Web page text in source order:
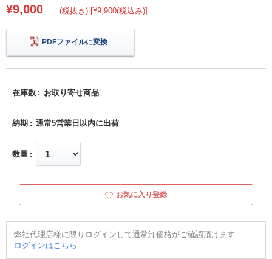
¥9,000 (税抜き) [¥9,900(税込み)]
PDFファイルに変換
在庫数 お取り寄せ商品
納期 通常5営業日以内に出荷
数量
お気に入り登録
弊社代理店様に限りログインして通常卸価格がご確認頂けます
ログインはこちら